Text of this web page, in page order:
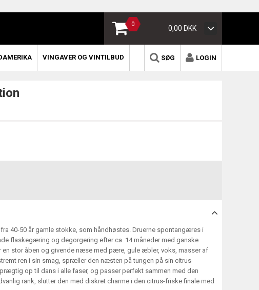
0 0,00 DKK
VINGAVER OG VINTILBUD LOGIN
SØG
40-50 år gamle stokke, som håndhøstes. Druerne spontangæres i
flaskegæring og degorgering efter ca. 14 måneder med ganske
stor åben og givende næse med pære, gule æbler, voks, masser af
ren i sin smag, spræller den næsten på tungen på sin citrus-
op til dans i alle faser, og passer perfekt sammen med den
rank, slutter den med diskret charme i den citrus-friske finale med